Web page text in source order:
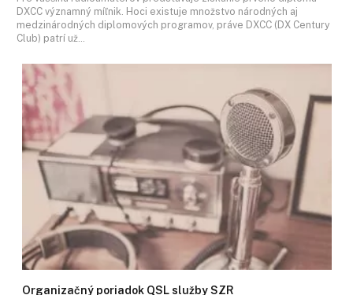
DXCC významný míľnik. Hoci existuje množstvo národných aj
medzinárodných diplomových programov, práve DXCC (DX Century
Club) patrí už…
Organizačný poriadok QSL služby SZR